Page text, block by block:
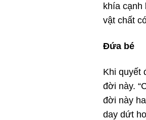
khía cạnh
vật chất
Đứa bé
Khi quyết
đời này.
đời này
day dứt